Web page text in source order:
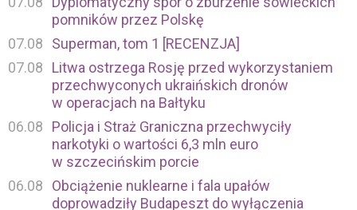
pomników przez Polskę
07.08
Superman, tom 1 [RECENZJA]
07.08
Litwa ostrzega Rosję przed wykorzystaniem
przechwyconych ukraińskich dronów
w operacjach na Bałtyku
06.08
Policja i Straż Graniczna przechwyciły
narkotyki o wartości 6,3 mln euro
w szczecińskim porcie
06.08
Obciążenie nuklearne i fala upałów
doprowadziły Budapeszt do wyłączenia